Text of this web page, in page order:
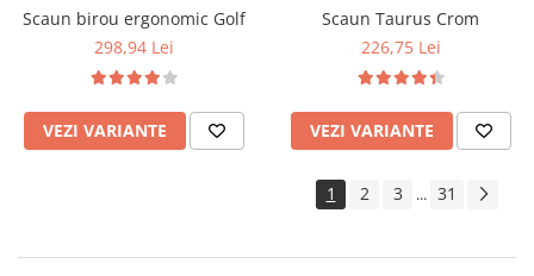
Scaun birou ergonomic Golf
298,94 Lei
VEZI VARIANTE
Scaun Taurus Crom
226,75 Lei
VEZI VARIANTE
1 2 3 ... 31